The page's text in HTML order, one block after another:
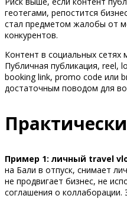
геотегами, репостится
стал предметом жалобы от
конкурентов.
Контент в социальных сетях
Публичная публикация, reel,
booking link, promo code или
достаточным поводом для
Пример 1: личный travel
на Бали в отпуск, снимает
не продвигает бизнес, не
соглашения о